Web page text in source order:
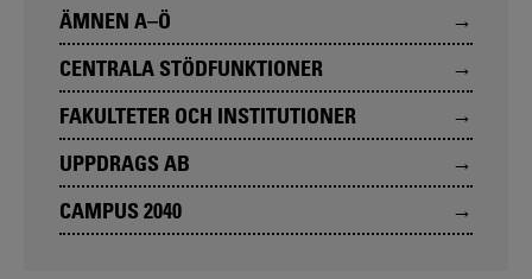
ÄMNEN A–Ö
CENTRALA STÖDFUNKTIONER
FAKULTETER OCH INSTITUTIONER
UPPDRAGS AB
CAMPUS 2040